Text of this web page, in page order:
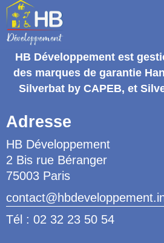
HB Développement est
des marques de garantie
Silverbat by CAPEB, et
Adresse
HB Développement
2 Bis rue Béranger
75003 Paris
Tél : 02 32 23 50 54